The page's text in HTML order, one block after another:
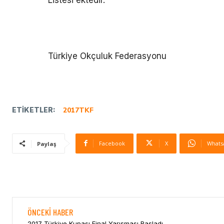
Türkiye Okçuluk Federasyonu
ETIKETLER: 2017TKF
Paylaş Facebook X
ÖNCEKI HABER